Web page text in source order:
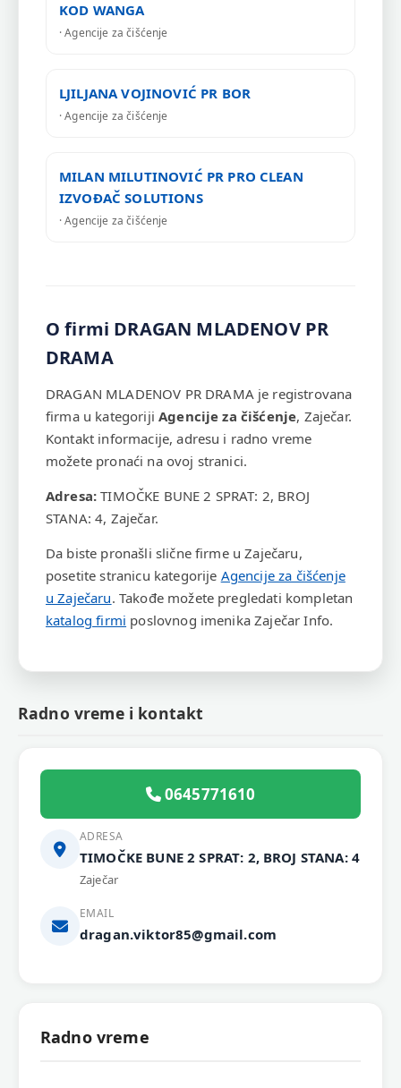
KOD WANGA
· Agencije za čišćenje
LJILJANA VOJINOVIĆ PR BOR
· Agencije za čišćenje
MILAN MILUTINOVIĆ PR PRO CLEAN
IZVOĐAČ SOLUTIONS
· Agencije za čišćenje
O firmi DRAGAN MLADENOV PR
DRAMA
DRAGAN MLADENOV PR DRAMA je registrovana
firma u kategorijiAgencije za čišćenje, Zaječar.
Kontakt informacije, adresu i radno vreme
možete pronaći na ovoj stranici.
Adresa: TIMOČKE BUNE 2 SPRAT: 2, BROJ
STANA: 4, Zaječar.
Da biste pronašli slične firme u Zaječaru,
posetite stranicu kategorije Agencije za čišćenje
u Zaječaru. Takođe možete pregledati kompletan
katalog firmi poslovnog imenika Zaječar Info.
Radno vreme i kontakt
0645771610
ADRESA
TIMOČKE BUNE 2 SPRAT: 2, BROJ STANA: 4
Zaječar
EMAIL
dragan.viktor85@gmail.com
Radno vreme